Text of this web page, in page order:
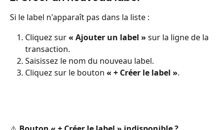
Si le label n'apparaît pas dans la liste :
Cliquez sur « Ajouter un label » sur la ligne de la
transaction.
Saisissez le nom du nouveau label.
Cliquez sur le bouton « + Créer le label ».